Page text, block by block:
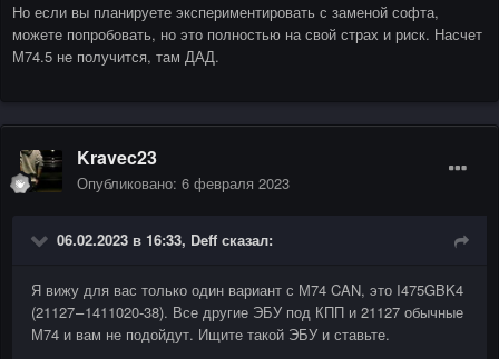
Но если вы планируете экспериментировать с заменой софта,
можете попробовать, но это полностью на свой страх и риск. Насчет
М74.5 не получится, там ДАД.
Kravec23
Опубликовано: 6 февраля 2023
06.02.2023 в 16:33, Deff сказал:
Я вижу для вас только один вариант с М74 CAN, это I475GBK4
(21127 – 1411020-38). Все другие ЭБУ под КПП и 21127 обычные
М74 и вам не подойдут. Ищите такой ЭБУ и ставьте.